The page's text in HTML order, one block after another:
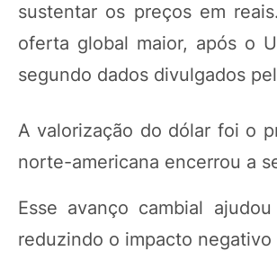
sustentar os preços em
oferta global maior, após o
segundo dados divulgados
A valorização do dólar foi o
norte-americana encerrou a
Esse avanço cambial
reduzindo o impacto